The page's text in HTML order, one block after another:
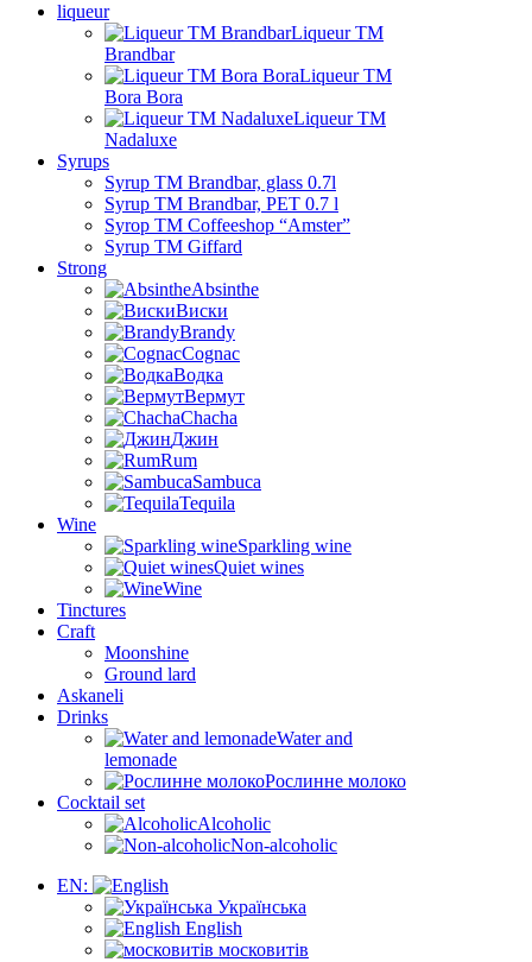
liqueur
Liqueur TM
Brandbar
Liqueur TM
Bora Bora
Liqueur TM
Nadaluxe
Syrups
Syrup TM Brandbar, glass 0.7l
Syrup TM Brandbar, PET 0.7 l
Syrop TM Coffeeshop “Amster”
Syrup TM Giffard
Strong
Absinthe
Виски
Brandy
Cognac
Водка
Вермут
Chacha
Джин
Rum
Sambuca
Tequila
Wine
Sparkling wine
Quiet wines
Wine
Tinctures
Craft
Moonshine
Ground lard
Askaneli
Drinks
Water and
lemonade
Рослинне молоко
Cocktail set
Alcoholic
Non-alcoholic
EN:
Українська
English
московитів